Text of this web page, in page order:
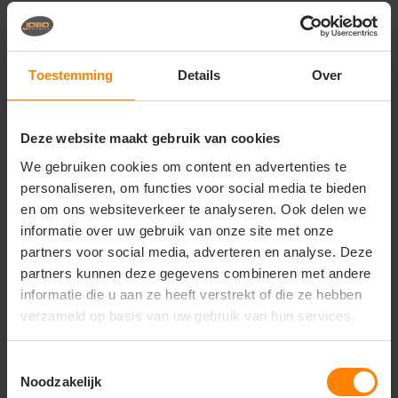
Toestemming Details Over
Deze website maakt gebruik van cookies
We gebruiken cookies om content en advertenties te
personaliseren, om functies voor social media te bieden
en om ons websiteverkeer te analyseren. Ook delen we
informatie over uw gebruik van onze site met onze
partners voor social media, adverteren en analyse. Deze
partners kunnen deze gegevens combineren met andere
informatie die u aan ze heeft verstrekt of die ze hebben
verzameld op basis van uw gebruik van hun services.
Noodzakelijk
Perfect voor:
Bedrukte of geborduurde polo’s
Representatieve werkkleding
Belangrijkste kenmerken:
Uitstekend geschikt voor bedrukken en borduren
Materiaal: 100% ringgesponnen katoen (Grey
Heather mix)
Stofgewicht: ca. 170 g/m²
Single jersey met piqué-look
Regular fit pasvorm
Lange mouwen met manchetten
Ribkraag met 3 knopen
Neck tape en side seams
Tear-away label (ideaal voor rebranding)